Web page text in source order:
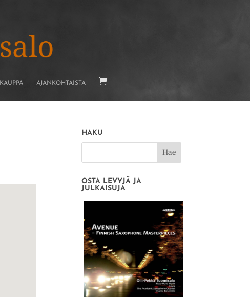
KAUPPA AJANKOHTAISTA
HAKU
OSTA LEVYJÄ JA
JULKAISUJA